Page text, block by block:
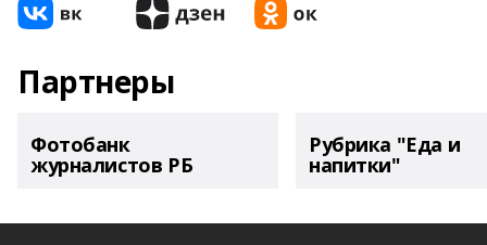
Партнеры
Фотобанк
журналистов РБ
Рубрика "Еда и
напитки"